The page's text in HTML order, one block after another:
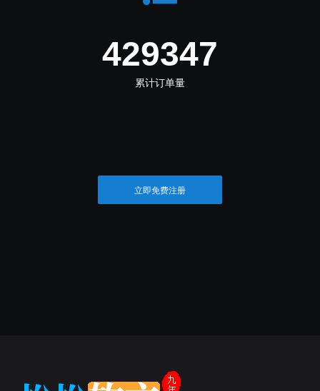
635433
累计订单量
立即免费注册